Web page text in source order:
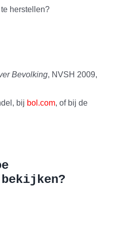
herstellen?
Bevolking, NVSH 2009,
bij bol.com, of bij de